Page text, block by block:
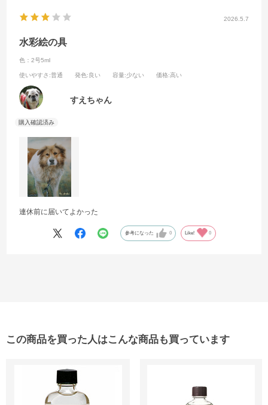
2026.5.7
水彩絵の具
色：2号5ml
使いやすさ :普通 発色:良い 容量:少ない 価格:高い
すえちゃん
連休前に届いてよかった
参考になった 0 Like! 0
この商品を買った人はこんな商品も買っています